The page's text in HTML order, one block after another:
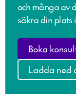
och många av
säkra din plats
Boka
Ladda ned